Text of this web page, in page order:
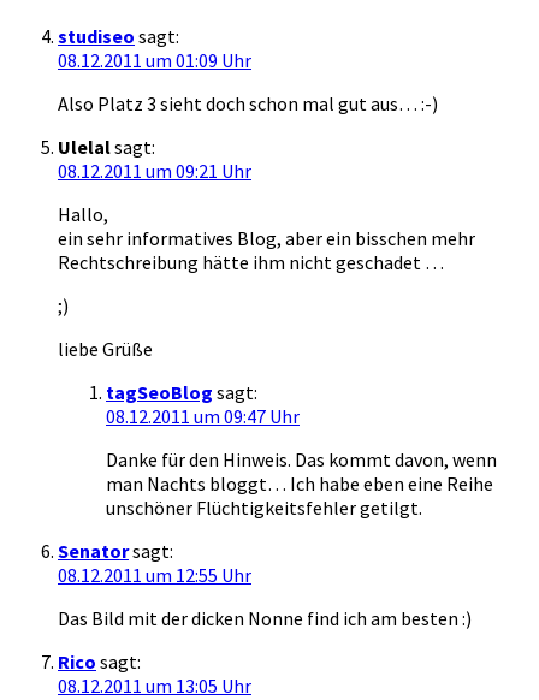
studiseo sagt:
08.12.2011 um 01:09 Uhr
Also Platz 3 sieht doch schon mal gut aus… :-)
Ulelalsagt:
08.12.2011 um 09:21 Uhr
Hallo,
ein sehr informatives Blog, aber ein bisschen mehr
Rechtschreibung hätte ihm nicht geschadet …
;)
liebe Grüße
tagSeoBlog sagt:
08.12.2011 um 09:47 Uhr
Danke für den Hinweis. Das kommt davon, wenn
man Nachts bloggt… Ich habe eben eine Reihe
unschöner Flüchtigkeitsfehler getilgt.
Senatorsagt:
08.12.2011 um 12:55 Uhr
Das Bild mit der dicken Nonne find ich am besten :)
Rico sagt:
08.12.2011 um 13:05 Uhr